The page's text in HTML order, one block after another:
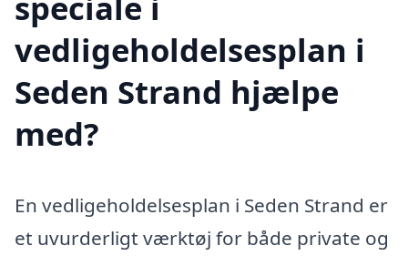
vedligeholdelsesplan i
Seden Strand hjælpe
med?
En vedligeholdelsesplan i Seden Strand er
et uvurderligt værktøj for både private og